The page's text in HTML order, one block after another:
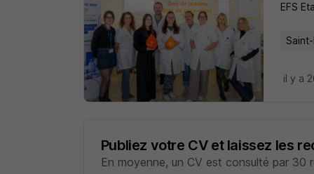
EFS
il y a
Publiez votre CV et laissez les
En moyenne, un CV est consulté par 30